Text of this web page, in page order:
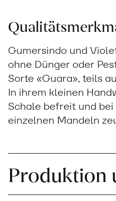
Gumersindo und
ohne Dünger oder
Sorte «Guara», teils
In ihrem kleinen
Schale befreit und
einzelnen Mandeln
Produktion